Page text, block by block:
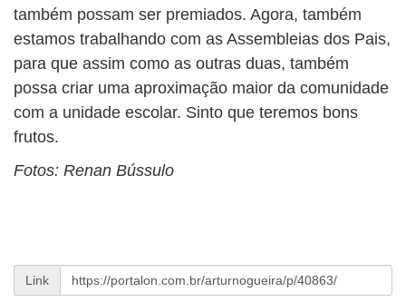
também possam ser premiados. Agora, também
estamos trabalhando com as Assembleias dos Pais,
para que assim como as outras duas, também
possa criar uma aproximação maior da comunidade
com a unidade escolar. Sinto que teremos bons
frutos.
Fotos: Renan Bússulo
Link